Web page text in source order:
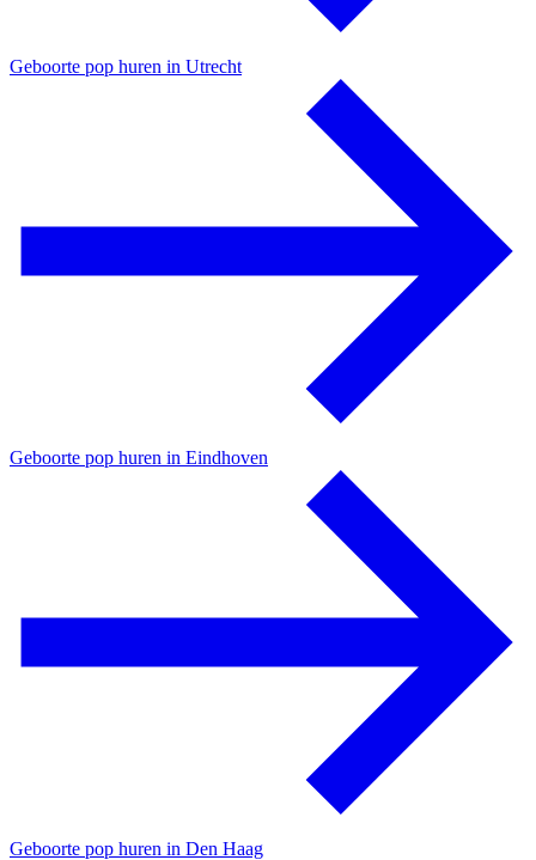
Geboorte pop huren in Utrecht
Geboorte pop huren in Eindhoven
Geboorte pop huren in Den Haag